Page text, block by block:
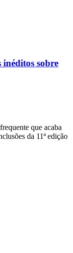
inéditos sobre
que acaba
da 11ª edição